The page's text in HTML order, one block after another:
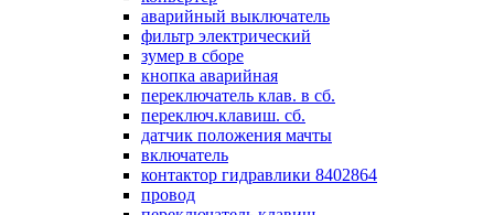
аварийный выключатель
фильтр электрический
зумер в сборе
кнопка аварийная
переключатель клав. в сб.
переключ.клавиш. сб.
датчик положения мачты
включатель
контактор гидравлики 8402864
провод